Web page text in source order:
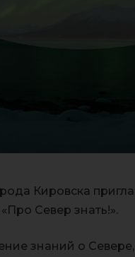
Кировска
Север знать!».
знаний о